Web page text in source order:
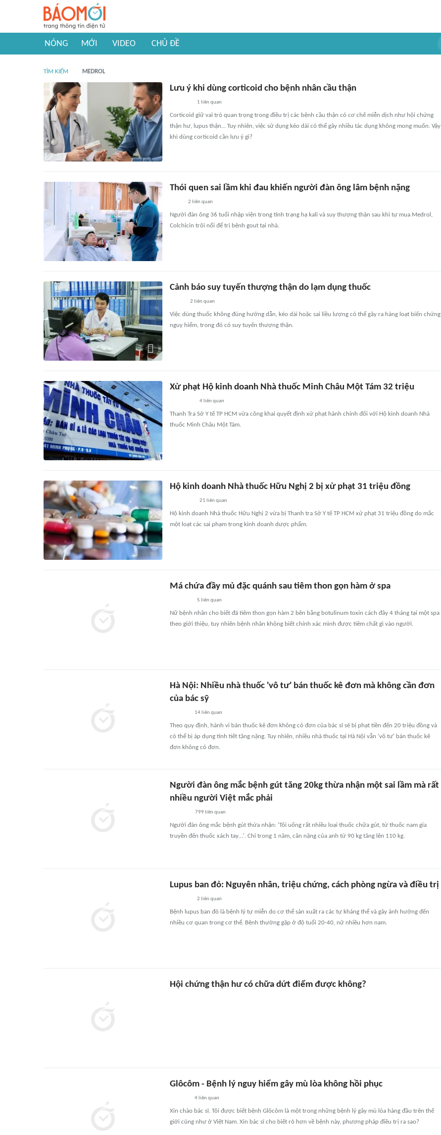
NÓNG MỚI VIDEO CHỦ ĐỀ
TÌM KIẾM MEDROL
Lưu ý khi dùng corticoid cho bệnh nhân cầu thận
1 liên quan
Corticoid giữ vai trò quan trọng trong điều trị các bệnh cầu thận có cơ chế miễn dịch như hội chứng
thận hư, lupus thận... Tuy nhiên, việc sử dụng kéo dài có thể gây nhiều tác dụng không mong muốn. Vậy
khi dùng corticoid cần lưu ý gì?
Thói quen sai lầm khi đau khiến người đàn ông lâm bệnh nặng
2 liên quan
Người đàn ông 36 tuổi nhập viện trong tình trạng hạ kali và suy thượng thận sau khi tự mua Medrol,
Colchicin trôi nổi để trị bệnh gout tại nhà.
Cảnh báo suy tuyến thượng thận do lạm dụng thuốc
2 liên quan
Việc dùng thuốc không đúng hướng dẫn, kéo dài hoặc sai liều lượng có thể gây ra hàng loạt biến chứng
nguy hiểm, trong đó có suy tuyến thượng thận.
Xử phạt Hộ kinh doanh Nhà thuốc Minh Châu Một Tám 32 triệu
4 liên quan
Thanh Tra Sở Y tế TP HCM vừa công khai quyết định xử phạt hành chính đối với Hộ kinh doanh Nhà
thuốc Minh Châu Một Tám.
Hộ kinh doanh Nhà thuốc Hữu Nghị 2 bị xử phạt 31 triệu đồng
21 liên quan
Hộ kinh doanh Nhà thuốc Hữu Nghị 2 vừa bị Thanh tra Sở Y tế TP HCM xử phạt 31 triệu đồng do mắc
một loạt các sai phạm trong kinh doanh dược phẩm.
Má chứa đầy mủ đặc quánh sau tiêm thon gọn hàm ở spa
5 liên quan
Nữ bệnh nhân cho biết đã tiêm thon gọn hàm 2 bên bằng botulinum toxin cách đây 4 tháng tại một spa
theo giới thiệu, tuy nhiên bệnh nhân không biết chính xác mình được tiêm chất gì vào người.
Hà Nội: Nhiều nhà thuốc 'vô tư' bán thuốc kê đơn mà không cần đơn
của bác sỹ
14liên quan
Theo quy định, hành vi bán thuốc kê đơn không có đơn của bác sĩ sẽ bị phạt tiền đến 20 triệu đồng và
có thể bị áp dụng tình tiết tăng nặng. Tuy nhiên, nhiều nhà thuốc tại Hà Nội vẫn 'vô tư' bán thuốc kê
đơn không có đơn.
Người đàn ông mắc bệnh gút tăng 20kg thừa nhận một sai lầm mà rất
nhiều người Việt mắc phải
799 liên quan
Người đàn ông mắc bệnh gút thừa nhận: 'Tôi uống rất nhiều loại thuốc chữa gút, từ thuốc nam gia
truyền đến thuốc xách tay…'. Chỉ trong 1 năm, cân nặng của anh từ 90 kg tăng lên 110 kg.
Lupus ban đỏ: Nguyên nhân, triệu chứng, cách phòng ngừa và điều trị
2 liên quan
Bệnh lupus ban đỏ là bệnh lý tự miễn do cơ thể sản xuất ra các tự kháng thể và gây ảnh hưởng đến
nhiều cơ quan trong cơ thể. Bệnh thường gặp ở độ tuổi 20-40, nữ nhiều hơn nam.
Hội chứng thận hư có chữa dứt điểm được không?
Glôcôm - Bệnh lý nguy hiểm gây mù lòa không hồi phục
4liên quan
Xin chào bác sĩ. Tôi được biết bệnh Glôcôm là một trong những bệnh lý gây mù lòa hàng đầu trên thế
giới cũng như ở Việt Nam. Xin bác sĩ cho biết rõ hơn về bệnh này, phương pháp điều trị ra sao?